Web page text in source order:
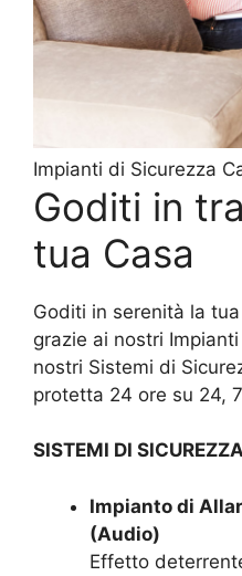
Impianti di Sicurezza
Goditi in
tua Casa
Goditi in serenità la
grazie ai nostri
nostri Sistemi di
protetta 24 ore su 24,
SISTEMI DI
Impianto di
(Audio)
Effetto